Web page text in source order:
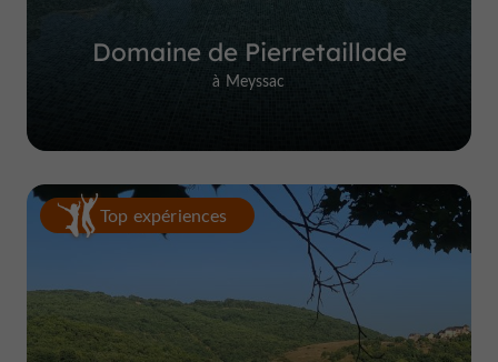
Domaine de Pierretaillade
à Meyssac
Top expériences